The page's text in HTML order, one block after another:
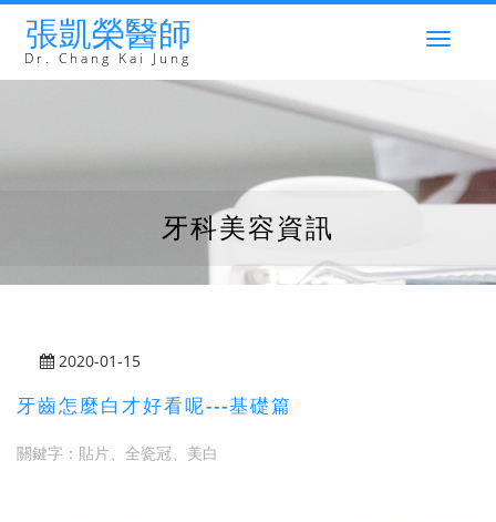
張凱榮醫師
Dr. Chang Kai Jung
牙科美容資訊
2020-01-15
牙齒怎麼白才好看呢---基礎篇
關鍵字： 貼片、全瓷冠、美白